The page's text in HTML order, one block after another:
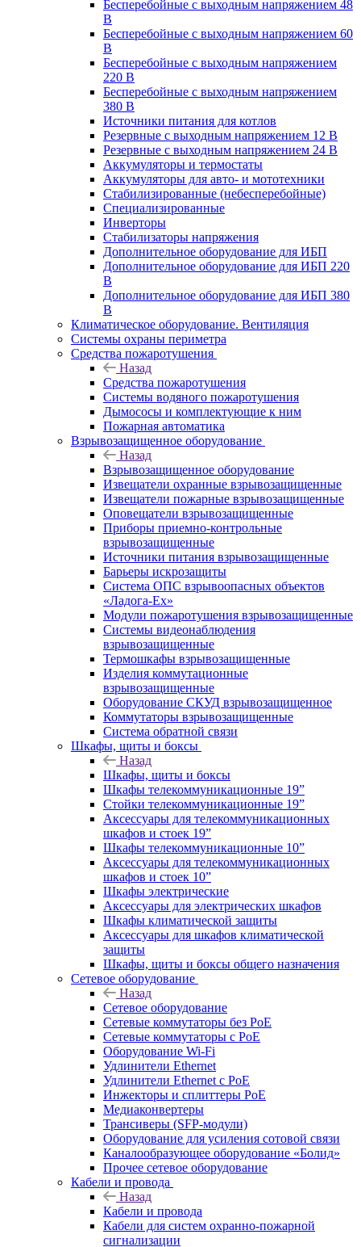
Бесперебойные с выходным напряжением 48
В
Бесперебойные с выходным напряжением 60
В
Бесперебойные с выходным напряжением
220 В
Бесперебойные с выходным напряжением
380 В
Источники питания для котлов
Резервные с выходным напряжением 12 В
Резервные с выходным напряжением 24 В
Аккумуляторы и термостаты
Аккумуляторы для авто- и мототехники
Стабилизированные (небесперебойные)
Специализированные
Инверторы
Стабилизаторы напряжения
Дополнительное оборудование для ИБП
Дополнительное оборудование для ИБП 220
В
Дополнительное оборудование для ИБП 380
В
Климатическое оборудование. Вентиляция
Системы охраны периметра
Средства пожаротушения
Назад
Средства пожаротушения
Системы водяного пожаротушения
Дымососы и комплектующие к ним
Пожарная автоматика
Взрывозащищенное оборудование
Назад
Взрывозащищенное оборудование
Извещатели охранные взрывозащищенные
Извещатели пожарные взрывозащищенные
Оповещатели взрывозащищенные
Приборы приемно-контрольные
взрывозащищенные
Источники питания взрывозащищенные
Барьеры искрозащиты
Система ОПС взрывоопасных объектов
«Ладога-Ex»
Модули пожаротушения взрывозащищенные
Системы видеонаблюдения
взрывозащищенные
Термошкафы взрывозащищенные
Изделия коммутационные
взрывозащищенные
Оборудование СКУД взрывозащищенное
Коммутаторы взрывозащищенные
Система обратной связи
Шкафы, щиты и боксы
Назад
Шкафы, щиты и боксы
Шкафы телекоммуникационные 19”
Стойки телекоммуникационные 19”
Аксессуары для телекоммуникационных
шкафов и стоек 19”
Шкафы телекоммуникационные 10”
Аксессуары для телекоммуникационных
шкафов и стоек 10”
Шкафы электрические
Аксессуары для электрических шкафов
Шкафы климатической защиты
Аксессуары для шкафов климатической
защиты
Шкафы, щиты и боксы общего назначения
Сетевое оборудование
Назад
Сетевое оборудование
Сетевые коммутаторы без PoE
Сетевые коммутаторы с PoE
Оборудование Wi-Fi
Удлинители Ethernet
Удлинители Ethernet с PoE
Инжекторы и сплиттеры PoE
Медиаконвертеры
Трансиверы (SFP-модули)
Оборудование для усиления сотовой связи
Каналообразующее оборудование «Болид»
Прочее сетевое оборудование
Кабели и провода
Назад
Кабели и провода
Кабели для систем охранно-пожарной
сигнализации